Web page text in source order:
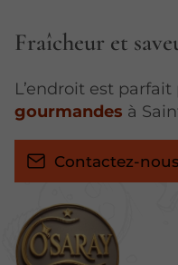
Fraîcheur et
L’endroit est parfait
gourmandes à
Contactez-nous